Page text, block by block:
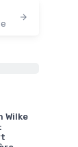
Wilke